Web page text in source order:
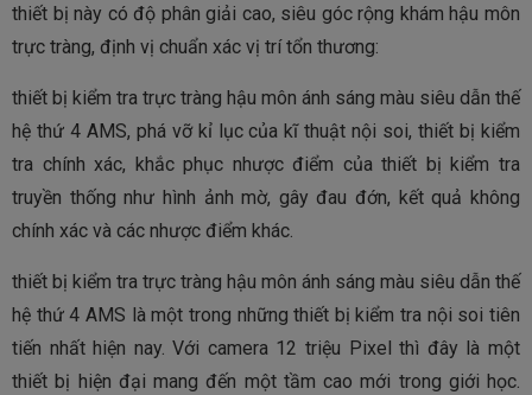
thiết bị này có độ phân giải cao, siêu góc rộng khám hậu môn
trực tràng, định vị chuẩn xác vị trí tổn thương:
thiết bị kiểm tra trực tràng hậu môn ánh sáng màu siêu dẫn thế
hệ thứ 4 AMS, phá vỡ kỉ lục của kĩ thuật nội soi, thiết bị kiểm
tra chính xác, khắc phục nhược điểm của thiết bị kiểm tra
truyền thống như hình ảnh mờ, gây đau đớn, kết quả không
chính xác và các nhược điểm khác.
thiết bị kiểm tra trực tràng hậu môn ánh sáng màu siêu dẫn thế
hệ thứ 4 AMS là một trong những thiết bị kiểm tra nội soi tiên
tiến nhất hiện nay. Với camera 12 triệu Pixel thì đây là một
thiết bị hiện đại mang đến một tầm cao mới trong giới học.